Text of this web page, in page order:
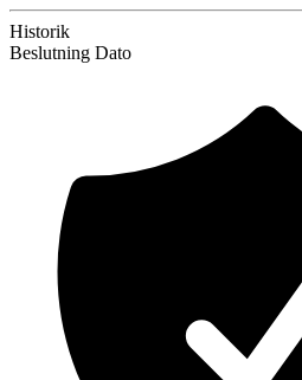
Historik
Beslutning Dato